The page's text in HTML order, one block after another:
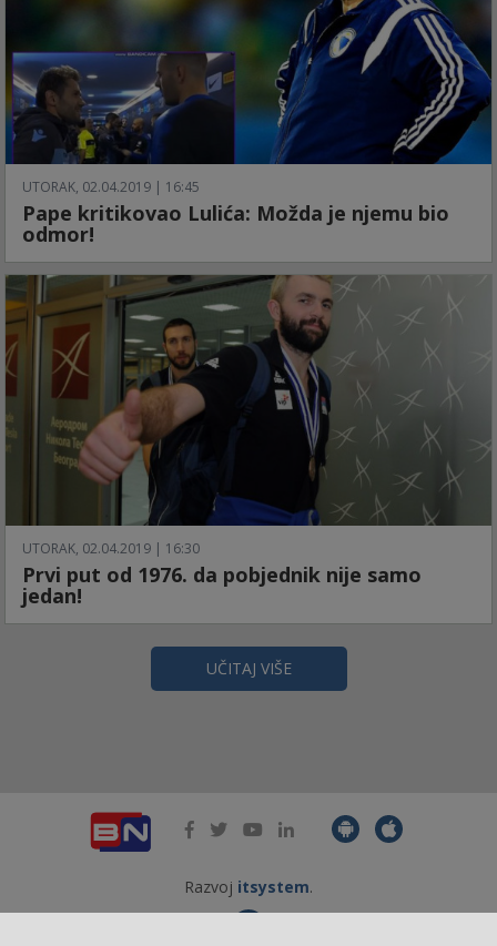
UTORAK, 02.04.2019 | 16:45
Pape kritikovao Lulića: Možda je njemu bio
odmor!
UTORAK, 02.04.2019 | 16:30
Prvi put od 1976. da pobjednik nije samo
jedan!
UČITAJ VIŠE
Razvoj itsystem.